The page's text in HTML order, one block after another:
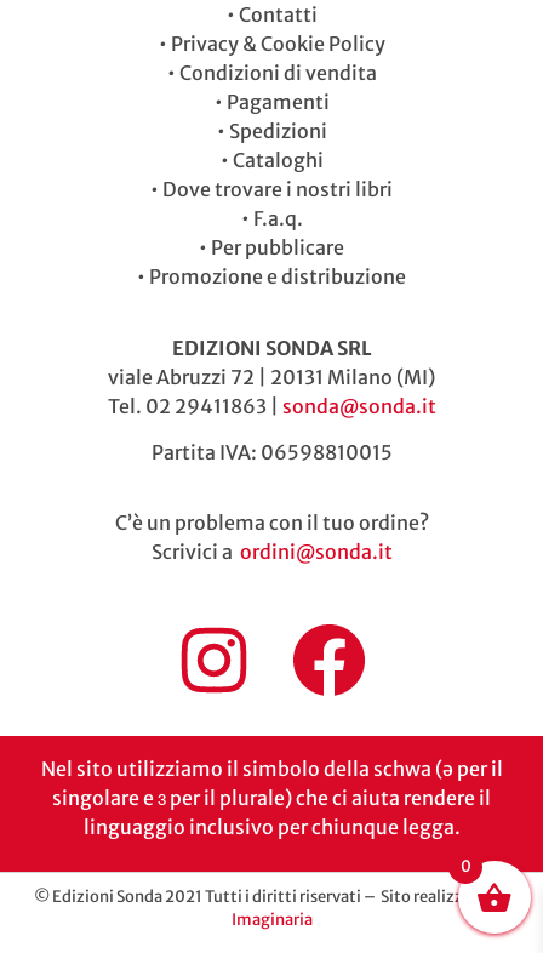
• Contatti
• Privacy & Cookie Policy
• Condizioni di vendita
• Pagamenti
• Spedizioni
• Cataloghi
• Dove trovare i nostri libri
• F.a.q.
• Per pubblicare
• Promozione e distribuzione
EDIZIONI SONDA SRL
viale Abruzzi 72 | 20131 Milano (MI)
Tel. 02 29411863 | sonda@sonda.it
Partita IVA: 06598810015
C’è un problema con il tuo ordine?
Scrivici a ordini@sonda.it
Nel sito utilizziamo il simbolo della schwa (ə per il
singolare e ɜ per il plurale) che ci aiuta rendere il
linguaggio inclusivo per chiunque legga.
© Edizioni Sonda 2021 Tutti i diritti riservati – Sito realizzato da
Imaginaria
0